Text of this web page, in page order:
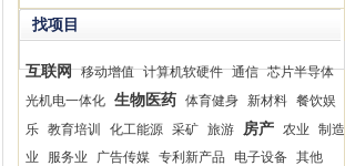
找项目
互联网 移动增值 计算机软硬件 通信 芯片半导体
光机电一体化 生物医药 体育健身 新材料 餐饮娱
乐 教育培训 化工能源 采矿 旅游 房产 农业
制造
业
服务业 广告传媒 专利新产品 电子设备 其他